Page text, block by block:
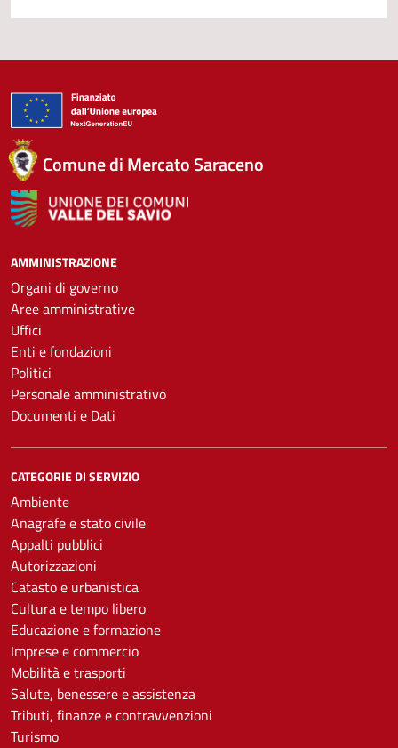
Comune di Mercato Saraceno
AMMINISTRAZIONE
Organi di governo
Aree amministrative
Uffici
Enti e fondazioni
Politici
Personale amministrativo
Documenti e Dati
CATEGORIE DI SERVIZIO
Ambiente
Anagrafe e stato civile
Appalti pubblici
Autorizzazioni
Catasto e urbanistica
Cultura e tempo libero
Educazione e formazione
Imprese e commercio
Mobilità e trasporti
Salute, benessere e assistenza
Tributi, finanze e contravvenzioni
Turismo